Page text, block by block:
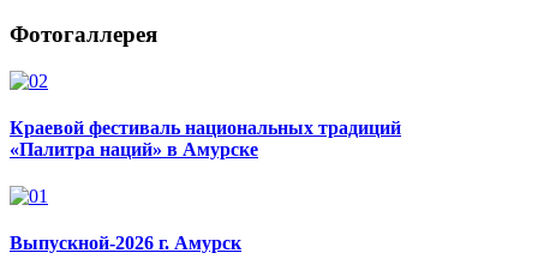
Фотогаллерея
Краевой фестиваль национальных традиций
«Палитра наций» в Амурске
Выпускной-2026 г. Амурск